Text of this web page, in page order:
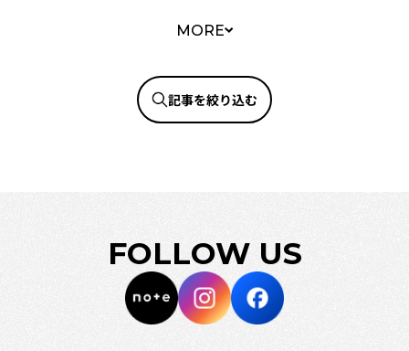
MORE
記事を絞り込む
FOLLOW US